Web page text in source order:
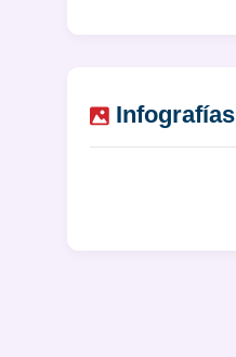
Infografías